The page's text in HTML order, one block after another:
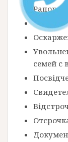
Рапорт
Рапорт
семей с